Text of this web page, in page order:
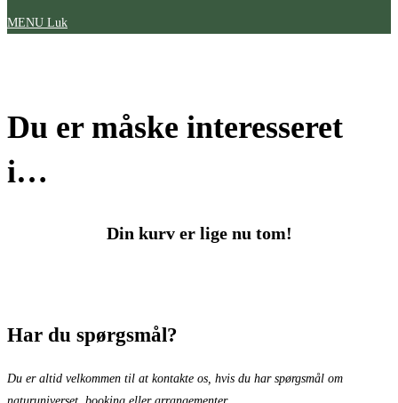
MENU Luk
Du er måske interesseret
i…
Din kurv er lige nu tom!
Har du spørgsmål?
Du er altid velkommen til at kontakte os, hvis du har spørgsmål om
naturuniverset, booking eller arrangementer.